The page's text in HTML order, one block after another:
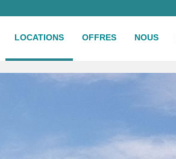
LOCATIONS OFFRES NOUS